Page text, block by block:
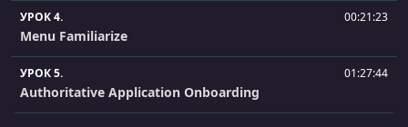
УРОК 4. 00:21:23
Menu Familiarize
УРОК 5. 01:27:44
Authoritative Application Onboarding